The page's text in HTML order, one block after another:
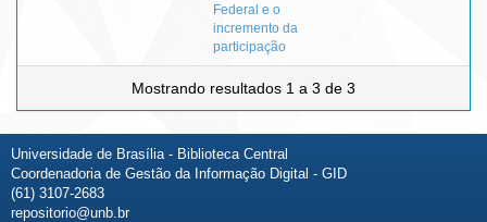
Federal e o
incremento da
participação
Mostrando resultados 1 a 3 de 3
Universidade de Brasília - Biblioteca Central
Coordenadoria de Gestão da Informação Digital - GID
(61) 3107-2683
repositorio@unb.br